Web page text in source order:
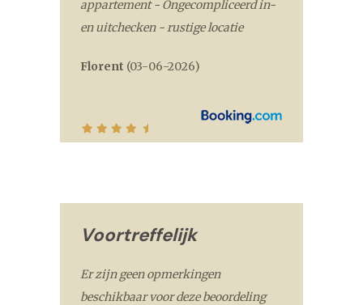
appartement - Ongecompliceerd in-
en uitchecken - rustige locatie
Florent (03-06-2026)
Voortreffelijk
Er zijn geen opmerkingen
beschikbaar voor deze beoordeling